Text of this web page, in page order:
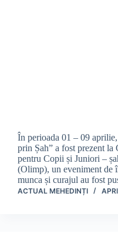
În perioada 01 – 09
prin Șah” a fost prezent la
pentru Copii și Juniori –
(Olimp), un eveniment de
munca și curajul au fost
ACTUAL MEHEDINȚI